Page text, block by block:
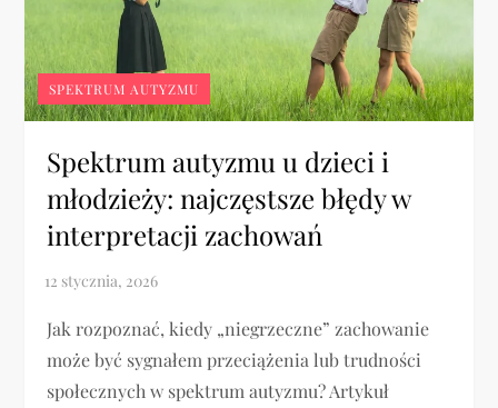
SPEKTRUM AUTYZMU
Spektrum autyzmu u dzieci i
młodzieży: najczęstsze błędy w
interpretacji zachowań
Jak rozpoznać, kiedy „niegrzeczne” zachowanie
może być sygnałem przeciążenia lub trudności
społecznych w spektrum autyzmu? Artykuł